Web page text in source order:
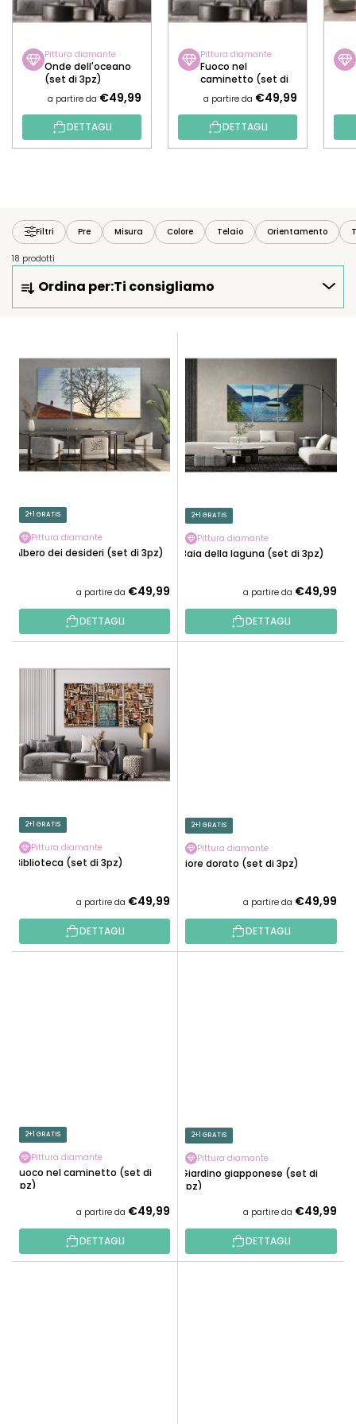
Pittura diamante
Onde dell'oceano
(set di 3pz)
a partire da €49,99
DETTAGLI
Pittura diamante
Fuoco nel
caminetto (set di
a partire da €49,99
DETTAGLI
Filtri Pre Misura Colore Telaio Orientamento
18 prodotti
D
N
T
O
R
O
D
O
Ordina per:Ti consigliamo
N
C
O
D
P
R
O
T
I
2+1 GRATIS
Pittura diamante
Albero dei desideri (set di 3pz)
a partire da €49,99
DETTAGLI
2+1 GRATIS
Pittura diamante
Baia della laguna (set di 3pz)
a partire da €49,99
DETTAGLI
2+1 GRATIS
Pittura diamante
Biblioteca (set di 3pz)
a partire da €49,99
DETTAGLI
2+1 GRATIS
Pittura diamante
Fiore dorato (set di 3pz)
a partire da €49,99
DETTAGLI
2+1 GRATIS
Pittura diamante
Fuoco nel caminetto (set di
3pz)
a partire da €49,99
DETTAGLI
2+1 GRATIS
Pittura diamante
Giardino giapponese (set di
3pz)
a partire da €49,99
DETTAGLI